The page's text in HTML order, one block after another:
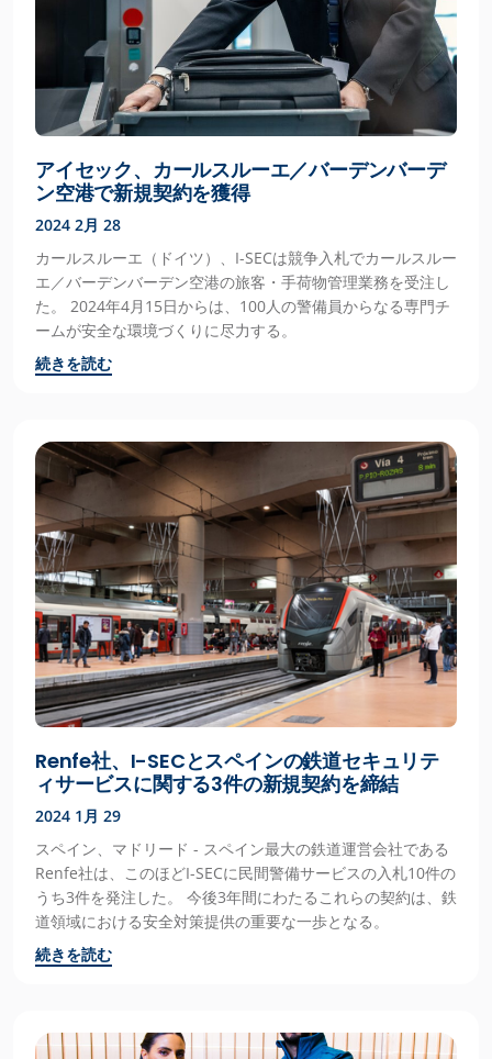
アイセック、カールスルーエ／バーデンバーデ
ン空港で新規契約を獲得
2024 2月 28
カールスルーエ（ドイツ）、I-SECは競争入札でカールスルー
エ／バーデンバーデン空港の旅客・手荷物管理業務を受注し
た。 2024年4月15日からは、100人の警備員からなる専門チ
ームが安全な環境づくりに尽力する。
続きを読む
Renfe社、I-SECとスペインの鉄道セキュリテ
ィサービスに関する3件の新規契約を締結
2024 1月 29
スペイン、マドリード - スペイン最大の鉄道運営会社である
Renfe社は、このほどI-SECに民間警備サービスの入札10件の
うち3件を発注した。 今後3年間にわたるこれらの契約は、鉄
道領域における安全対策提供の重要な一歩となる。
続きを読む